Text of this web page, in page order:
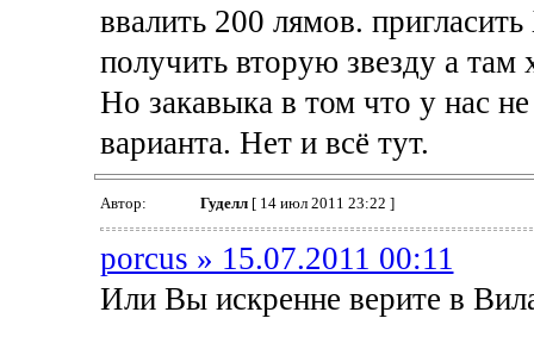
ввалить 200 лямов.
получить вторую звезду а там
Но закавыка в том что у нас
варианта. Нет и всё тут.
Автор: Гуделл[ 14 июл 2011 23:22 ]
porcus » 15.07.2011 00:11
Или Вы искренне верите в